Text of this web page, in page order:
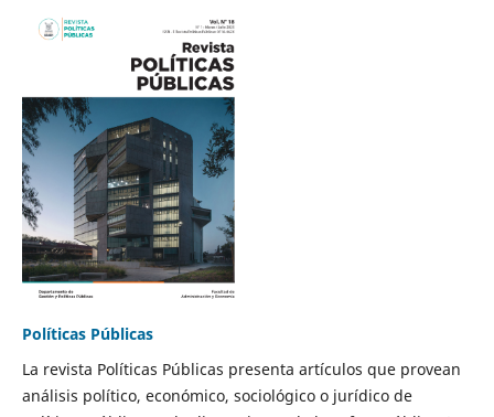
Políticas Públicas
La revista Políticas Públicas presenta artículos que provean
análisis político, económico, sociológico o jurídico de